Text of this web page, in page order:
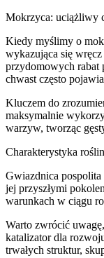
Mokrzyca: uciążliwy
Kiedy myślimy o
wykazująca się
przydomowych rabat
chwast często
Kluczem do
maksymalnie
warzyw, tworząc
Charakterystyka
Gwiazdnica pospolita
jej przyszłymi
warunkach w ciągu
Warto zwrócić
katalizator dla
trwałych struktur,